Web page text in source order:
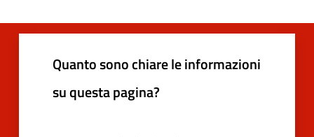
Quanto sono chiare le informazioni
su questa pagina?